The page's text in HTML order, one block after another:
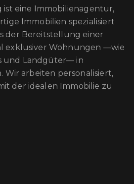
ist eine Immobilienagentur,
Immobilien spezialisiert
der Bereitstellung einer
exklusiver Wohnungen —wie
und Landgüter— in
Wir arbeiten personalisiert,
der idealen Immobilie zu